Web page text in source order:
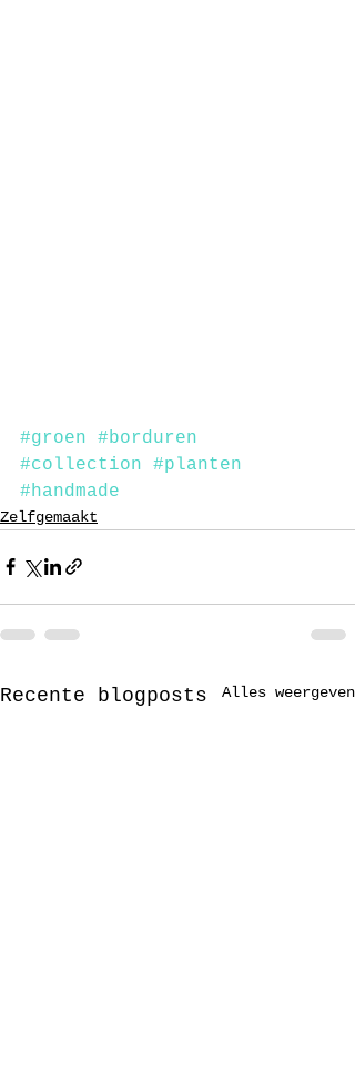
#groen
#borduren
#collection
#planten
#handmade
Zelfgemaakt
Recente blogposts Alles weergeven